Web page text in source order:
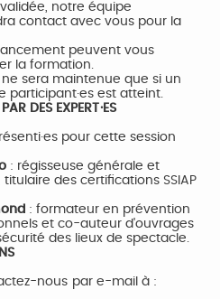
notre équipe
contact avec vous pour la
peuvent vous
la formation.
sera maintenue que si un
participant·es est atteint.
DES EXPERT·ES
pour cette session
: régisseuse générale et
des certifications SSIAP
: formateur en prévention
et co-auteur d'ouvrages
des lieux de spectacle.
nous par e-mail à :